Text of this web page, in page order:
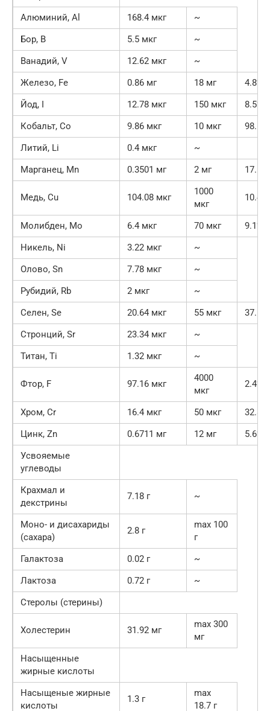
Алюминий, Al
168.4 мкг
~
Бор, B
5.5 мкг
~
Ванадий, V
12.62 мкг
~
Железо, Fe
0.86 мг 18 мг
4.8%
Йод, I
12.78 мкг 150 мкг
8.5%
Кобальт, Co
9.86 мкг 10 мкг
98.6%
Литий, Li
0.4 мкг
~
Марганец, Mn
0.3501 мг 2 мг 17.5%
Медь, Cu 104.08 мкг
1000
мкг
10.4%
Молибден, Mo 6.4 мкг 70 мкг
9.1%
Никель, Ni
3.22 мкг
~
Олово, Sn
7.78 мкг
~
Рубидий, Rb
2 мкг
~
Селен, Se
20.64 мкг 55 мкг
37.5%
Стронций, Sr
23.34 мкг
~
Титан, Ti
1.32 мкг ~
Фтор, F 97.16 мкг
4000
мкг
2.4%
Хром, Cr 16.4 мкг 50 мкг
32.8%
Цинк, Zn
0.6711 мг 12 мг
5.6%
Усвояемые
углеводы
Крахмал и
декстрины
7.18 г ~
Моно- и дисахариды
(сахара)
2.8 г
max 100
г
Галактоза
0.02 г
~
Лактоза
0.72 г
~
Стеролы (стерины)
Холестерин 31.92 мг
max 300
мг
Насыщенные
жирные кислоты
Насыщеные жирные
кислоты
1.3 г
max
18.7 г